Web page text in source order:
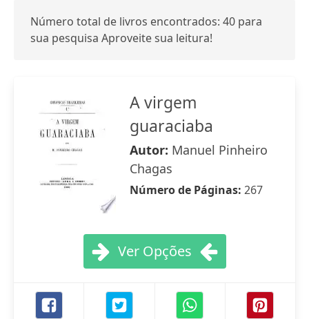
Número total de livros encontrados: 40 para
sua pesquisa Aproveite sua leitura!
A virgem
guaraciaba
Autor: Manuel Pinheiro
Chagas
Número de Páginas: 267
Ver Opções